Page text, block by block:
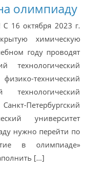
олимпиаду
16 октября 2023 г.
химическую
году проводят
технологический
технический
Петербургский
университет
нужно перейти по
в олимпиаде»
[…]